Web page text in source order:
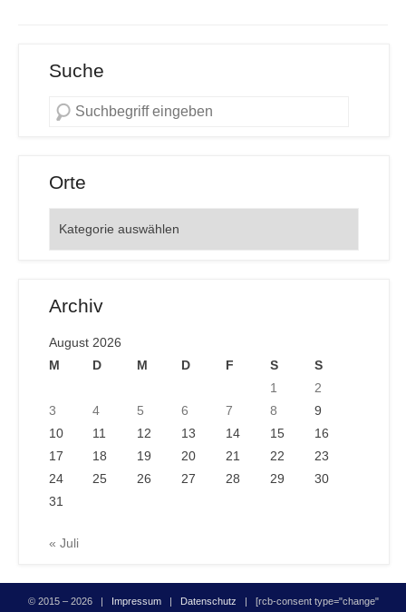
Suche
Orte
Archiv
August 2026
M
D M D F S
S
1
2
3
4 5 6 7 8
9
10
11 12 13 14 15
16
17
18 19 20 21 22
23
24
25 26 27 28 29
30
31
« Juli
© 2015 – 2026 | Impressum| Datenschutz | [rcb-consent type="change"